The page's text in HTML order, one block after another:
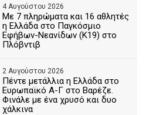
4 Αυγούστου 2026
Με 7 πληρώματα και 16 αθλητές
η Ελλάδα στο Παγκόσμιο
Εφήβων-Νεανίδων (Κ19) στο
Πλόβντιβ
2 Αυγούστου 2026
Πέντε μετάλλια η Ελλάδα στο
Ευρωπαϊκό Α-Γ στο Βαρέζε.
Φινάλε με ένα χρυσό και δυο
χάλκινα